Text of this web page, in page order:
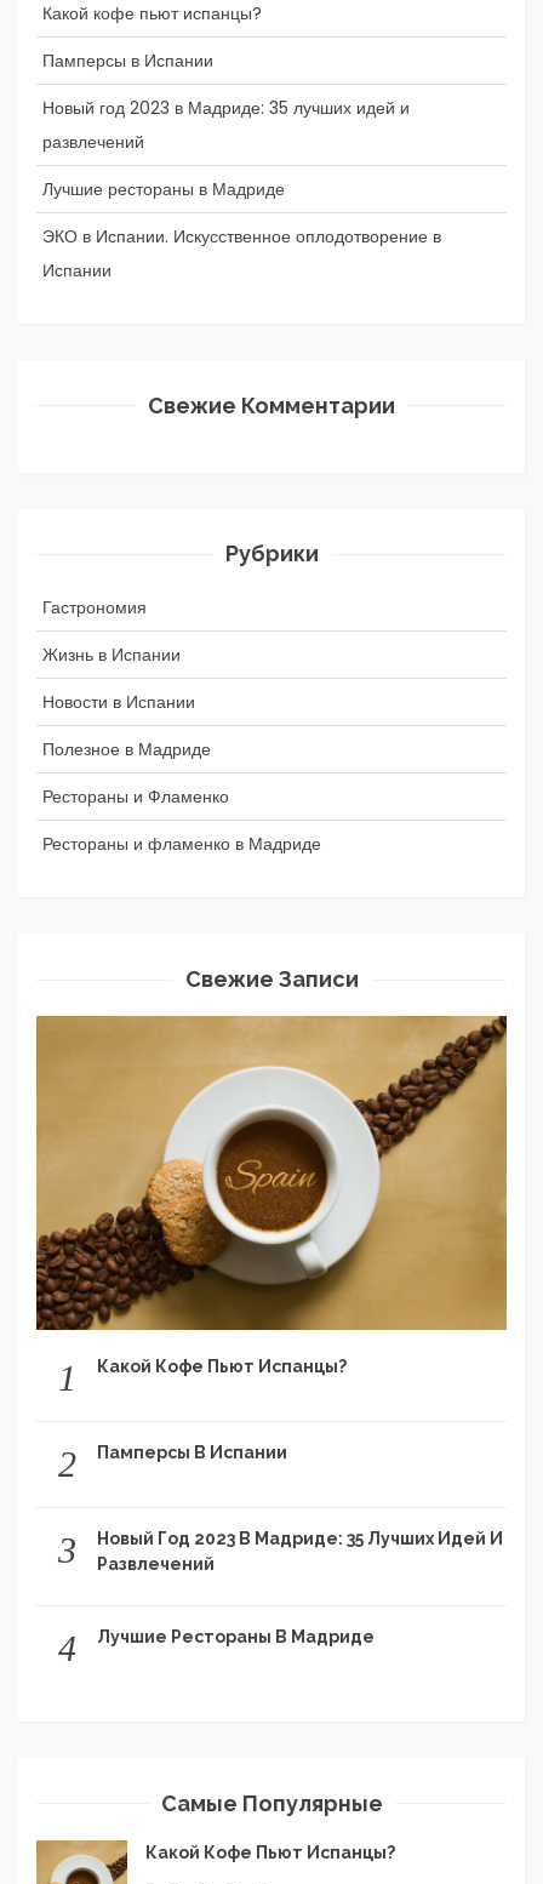
Какой кофе пьют испанцы?
Памперсы в Испании
Новый год 2023 в Мадриде: 35 лучших идей и
развлечений
Лучшие рестораны в Мадриде
ЭКО в Испании. Искусственное оплодотворение в
Испании
Свежие Комментарии
Рубрики
Гастрономия
Жизнь в Испании
Новости в Испании
Полезное в Мадриде
Рестораны и Фламенко
Рестораны и фламенко в Мадриде
Свежие Записи
1 Какой Кофе Пьют Испанцы?
2 Памперсы В Испании
3
Новый Год 2023 В Мадриде: 35 Лучших Идей И
Развлечений
4 Лучшие Рестораны В Мадриде
Самые Популярные
Какой Кофе Пьют Испанцы?